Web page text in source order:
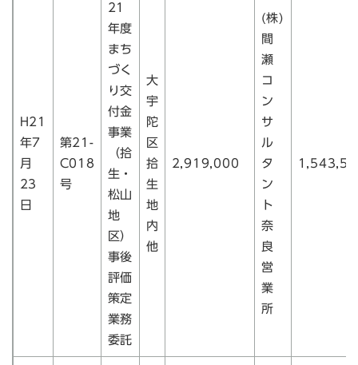
H21
年7
月
23
日
第21-
C018
号
21
年度
まち
づく
り交
付金
事業
（拾
生・
松山
地
区）
事後
評価
策定
業務
委託
大
宇
陀
区
拾
生
地
内
他
2,919,000
(株)
間
瀬
コ
ン
サ
ル
タ
ン
ト
奈
良
営
業
所